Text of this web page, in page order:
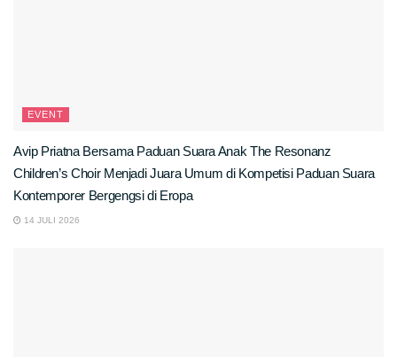
EVENT
Avip Priatna Bersama Paduan Suara Anak The Resonanz
Children’s Choir Menjadi Juara Umum di Kompetisi Paduan Suara
Kontemporer Bergengsi di Eropa
14 JULI 2026